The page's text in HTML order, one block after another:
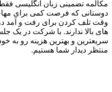
دوستانی که فرصت کمی برای
وقت تلف کردن برای رفت و آمد
های بالا ندارند. با شرکت در یک
سریعترین و بهترین هزینه رو به
منتظر دیدار شما هستیم.